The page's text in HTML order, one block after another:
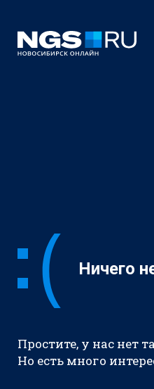
Ничего
Простите, у нас нет
Но есть много